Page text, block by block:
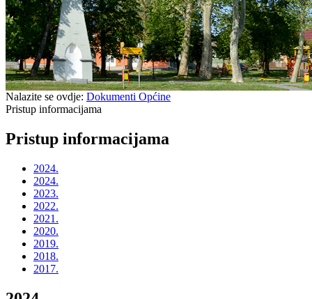
Nalazite se ovdje: Dokumenti Općine
Pristup informacijama
Pristup informacijama
2024.
2024.
2023.
2022.
2021.
2020.
2019.
2018.
2017.